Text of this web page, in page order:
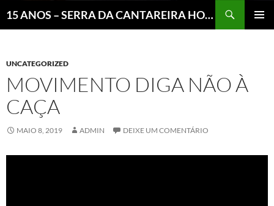
15 ANOS – SERRA DA CANTAREIRA HOJE E COTIDIANO DO BRASIL E DO MUNDO
UNCATEGORIZED
MOVIMENTO DIGA NÃO À
CAÇA
MAIO 8, 2019 ADMIN DEIXE UM COMENTÁRIO